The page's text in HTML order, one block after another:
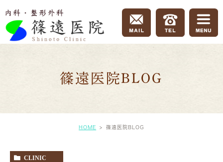
篠遠医院BLOG
HOME 篠遠医院BLOG
CLINIC